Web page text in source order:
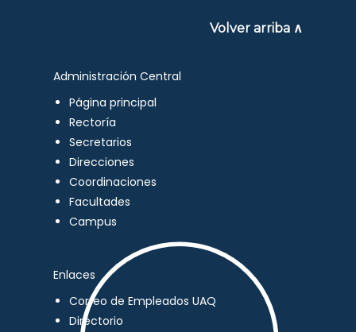
Volver arriba ∧
Administración Central
Página principal
Rectoría
Secretarios
Direcciones
Coordinaciones
Facultades
Campus
Enlaces
Correo de Empleados UAQ
Directorio